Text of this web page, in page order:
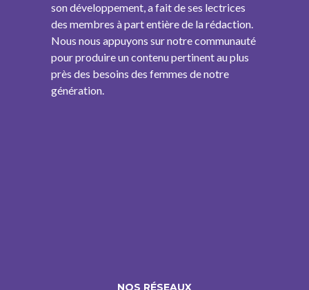
son développement, a fait de ses lectrices
des membres à part entière de la rédaction.
Nous nous appuyons sur notre communauté
pour produire un contenu pertinent au plus
près des besoins des femmes de notre
génération.
NOS RÉSEAUX